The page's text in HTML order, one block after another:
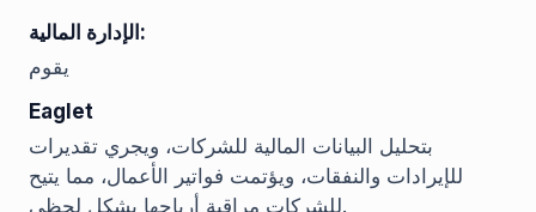
الإدارة المالية:
يقوم
Eaglet
بتحليل البيانات المالية للشركات، ويجري تقديرات
للإيرادات والنفقات، ويؤتمت فواتير الأعمال، مما يتيح
للشركات مراقبة أرباحها بشكل لحظي.